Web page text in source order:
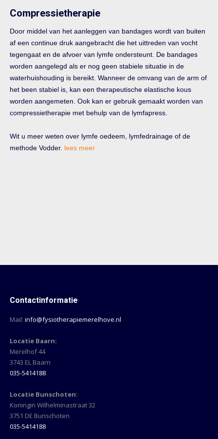
Compressietherapie
Door middel van het aanleggen van bandages wordt van buiten
af een continue druk aangebracht die het uittreden van vocht
tegengaat en de afvoer van lymfe ondersteunt. De bandages
worden aangelegd als er nog geen stabiele situatie in de
waterhuishouding is bereikt. Wanneer de omvang van de arm of
het been stabiel is, kan een therapeutische elastische kous
worden aangemeten. Ook kan er gebruik gemaakt worden van
compressietherapie met behulp van de lymfapress.
Wit u meer weten over lymfe oedeem, lymfedrainage of de
methode Vodder. lees meer
Contactinformatie
Mail: info@fysiotherapiemerelhove.nl
Locatie Baarn:
Merelhof 44
3743 EL Baarn
035-5414188
Locatie Bunschoten:
Koningin Wilhelminastraat 32
3751 DE Bunschoten
035-5414188